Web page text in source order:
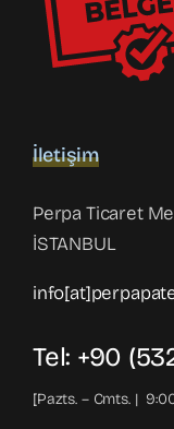
İletişim
Perpa Ticaret
İSTANBUL
Tel: +90
[Pazts. – Cmts. |